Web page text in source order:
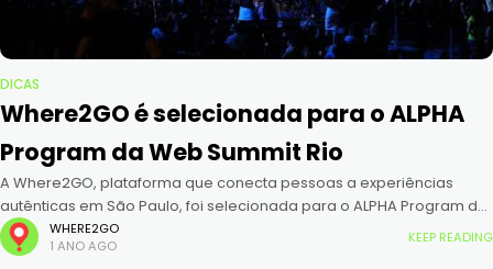
DICAS
Where2GO é selecionada para o ALPHA
Program da Web Summit Rio
A Where2GO, plataforma que conecta pessoas a experiências
autênticas em São Paulo, foi selecionada para o ALPHA Program da
Web Summit Rio 2025, um dos maiores eventos de tecnologia e
WHERE2GO
1 ANO AGO
KEEP READING